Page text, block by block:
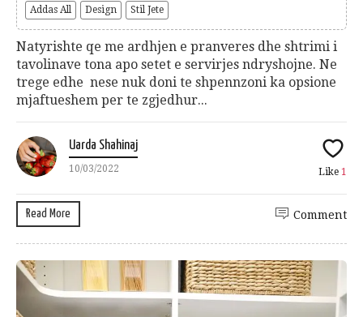
Addas All Design Stil Jete
Natyrishte qe me ardhjen e pranveres dhe shtrimi i
tavolinave tona apo setet e servirjes ndryshojne. Ne
trege edhe nese nuk doni te shpennzoni ka opsione
mjaftueshem per te zgjedhur...
Uarda Shahinaj
10/03/2022 Like 1
Read More Comment